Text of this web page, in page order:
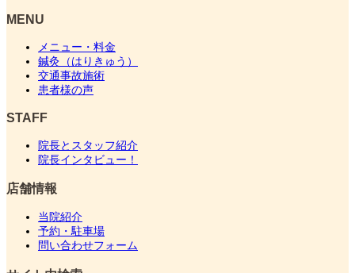
MENU
メニュー・料金
鍼灸（はりきゅう）
交通事故施術
患者様の声
STAFF
院長とスタッフ紹介
院長インタビュー！
店舗情報
当院紹介
予約・駐車場
問い合わせフォーム